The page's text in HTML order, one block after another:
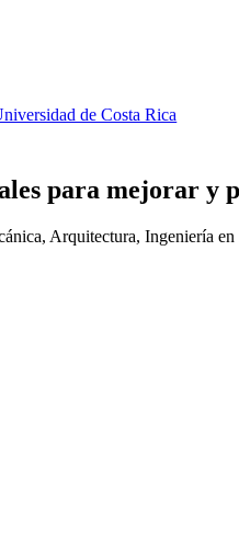
de Costa Rica
para mejorar y
Arquitectura, Ingeniería